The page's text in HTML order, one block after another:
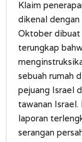
Klaim
dikenal
Oktober dibuat
terungkap
sebuah rumah
pejuang Israel
tawanan Israel.
laporan
serangan